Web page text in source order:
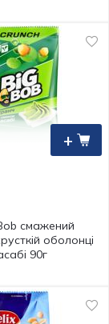
+
смажений
оболонці
90г